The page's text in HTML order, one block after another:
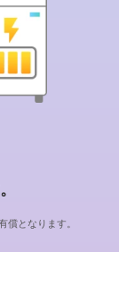
となります。